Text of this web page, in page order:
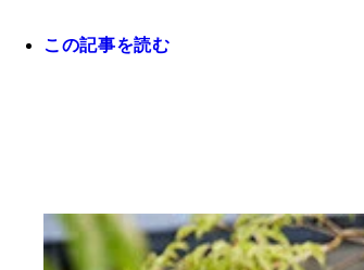
この記事を読む